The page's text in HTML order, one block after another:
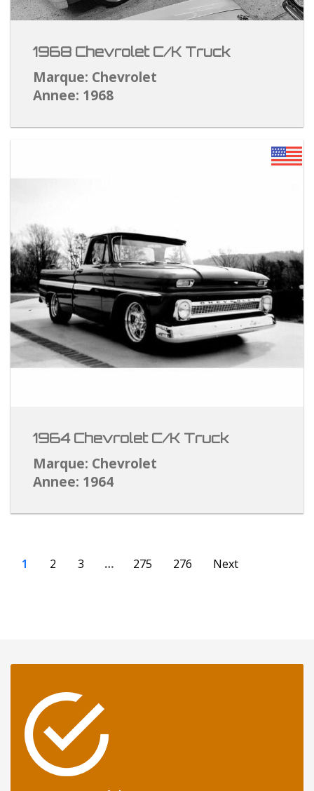
1968 Chevrolet C/K Truck
Marque: Chevrolet
Annee: 1968
1964 Chevrolet C/K Truck
Marque: Chevrolet
Annee: 1964
1 2 3 … 275 276 Next